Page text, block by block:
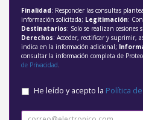
Finalidad: Responder las consultas
información solicitada; Legitimación:
Destinatarios: Solo se realizan cesiones
Derechos: Acceder, rectificar y suprimir,
indica en la información adicional;
consultar la información completa de
de Privacidad
He leído y acepto la Política